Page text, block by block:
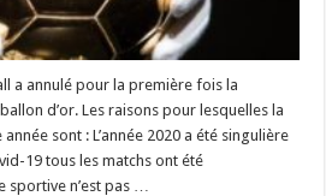
a annulé pour la première fois la
d’or. Les raisons pour lesquelles la
sont : L’année 2020 a été singulière
19 tous les matchs ont été
sportive n’est pas …